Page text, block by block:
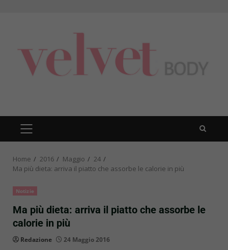
PRIMARY
MENU
Home 2016 Maggio
24
Ma più dieta: arriva il piatto che assorbe le calorie in più
Notizie
Ma più dieta: arriva il piatto che assorbe le
calorie in più
Redazione 24 Maggio 2016